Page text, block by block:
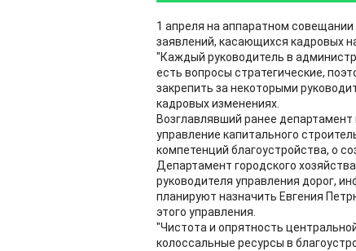
1 апреля на аппаратном
заявлений, касающихся кадровых
"Каждый руководитель в
есть вопросы стратегические,
закрепить за некоторыми
кадровых изменениях.
Возглавлявший ранее
управление капитального
компетенций благоустройства, о
Департамент городского
руководителя управления дорог,
планируют назначить Евгения
этого управления.
"Чистота и опрятность
колоссальные ресурсы в